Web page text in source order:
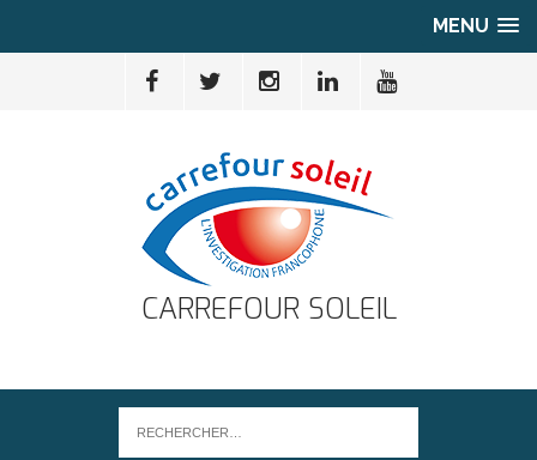
MENU
CARREFOUR SOLEIL